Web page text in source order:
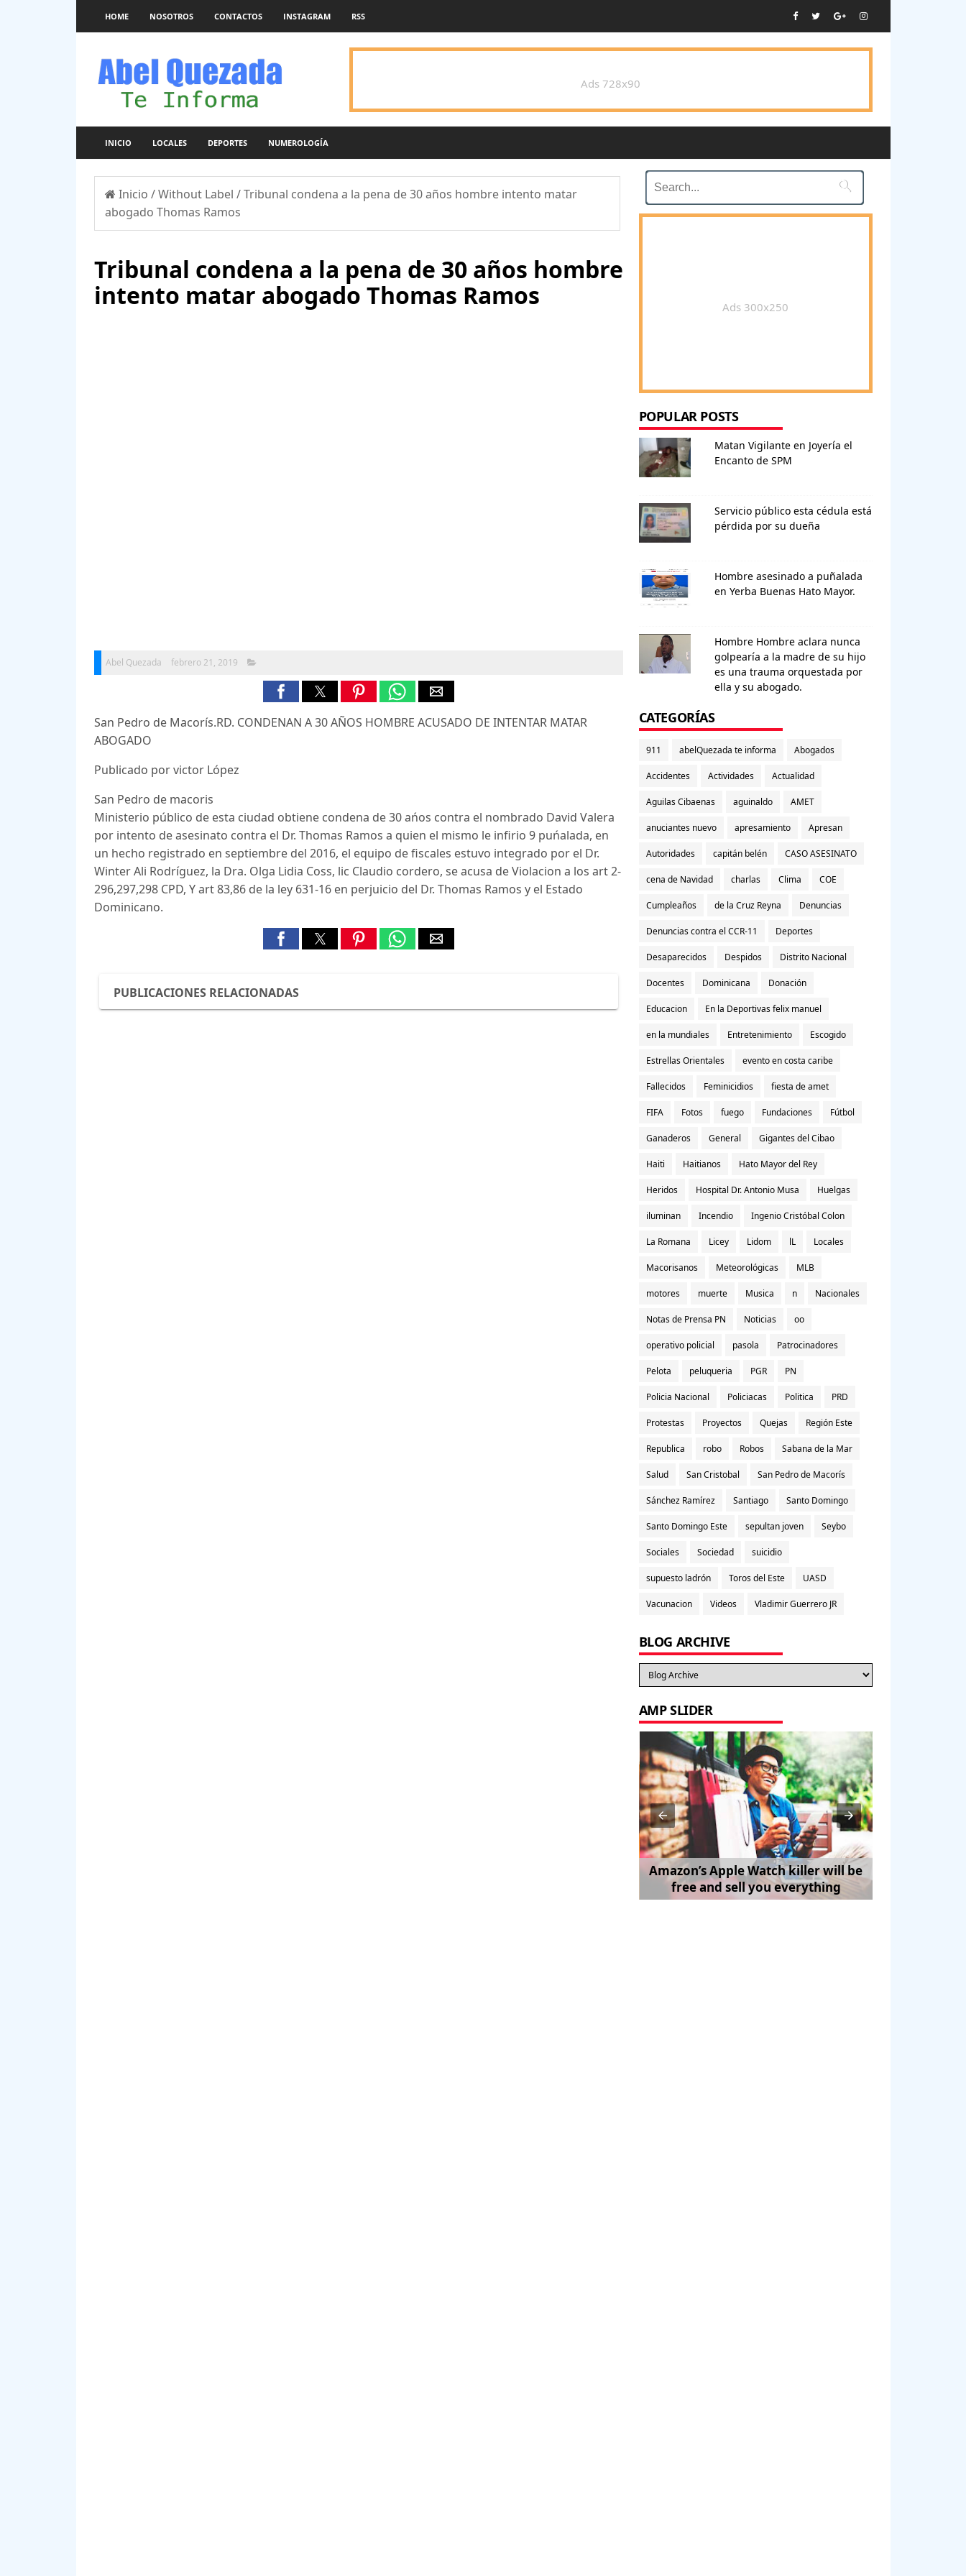
HOME NOSOTROS CONTACTOS INSTAGRAM RSS
Ads 728x90
INICIO LOCALES DEPORTES NUMEROLOGÍA
Inicio /Without Label /Tribunal condena a la pena de 30 años hombre intento matar
abogado Thomas Ramos
Tribunal condena a la pena de 30 años hombre
intento matar abogado Thomas Ramos
Abel Quezada febrero 21, 2019
San Pedro de Macorís.RD. CONDENAN A 30 AÑOS HOMBRE ACUSADO DE INTENTAR MATAR
ABOGADO
Publicado por victor López
San Pedro de macoris
Ministerio público de esta ciudad obtiene condena de 30 ańos contra el nombrado David Valera
por intento de asesinato contra el Dr. Thomas Ramos a quien el mismo le infirio 9 puńalada, en
un hecho registrado en septiembre del 2016, el equipo de fiscales estuvo integrado por el Dr.
Winter Ali Rodríguez, la Dra. Olga Lidia Coss, lic Claudio cordero, se acusa de Violacion a los art 2-
296,297,298 CPD, Y art 83,86 de la ley 631-16 en perjuicio del Dr. Thomas Ramos y el Estado
Dominicano.
PUBLICACIONES RELACIONADAS

Ads 300x250
POPULAR POSTS
Matan Vigilante en Joyería el
Encanto de SPM
Servicio público esta cédula está
pérdida por su dueña
Hombre asesinado a puñalada
en Yerba Buenas Hato Mayor.
Hombre Hombre aclara nunca
golpearía a la madre de su hijo
es una trauma orquestada por
ella y su abogado.
CATEGORÍAS
911 abelQuezada te informa Abogados
Accidentes Actividades Actualidad
Aguilas Cibaenas aguinaldo AMET
anuciantes nuevo apresamiento Apresan
Autoridades capitán belén CASO ASESINATO
cena de Navidad charlas Clima COE
Cumpleaños de la Cruz Reyna Denuncias
Denuncias contra el CCR-11 Deportes
Desaparecidos Despidos Distrito Nacional
Docentes Dominicana Donación
Educacion En la Deportivas felix manuel
en la mundiales Entretenimiento Escogido
Estrellas Orientales evento en costa caribe
Fallecidos Feminicidios fiesta de amet
FIFA Fotos fuego Fundaciones Fútbol
Ganaderos General Gigantes del Cibao
Haiti Haitianos Hato Mayor del Rey
Heridos Hospital Dr. Antonio Musa Huelgas
iluminan Incendio Ingenio Cristóbal Colon
La Romana Licey Lidom lL Locales
Macorisanos Meteorológicas MLB
motores muerte Musica n Nacionales
Notas de Prensa PN Noticias oo
operativo policial pasola Patrocinadores
Pelota peluqueria PGR PN
Policia Nacional Policiacas Politica PRD
Protestas Proyectos Quejas Región Este
Republica robo Robos Sabana de la Mar
Salud San Cristobal San Pedro de Macorís
Sánchez Ramírez Santiago Santo Domingo
Santo Domingo Este sepultan joven Seybo
Sociales Sociedad suicidio
supuesto ladrón Toros del Este UASD
Vacunacion Videos Vladimir Guerrero JR
BLOG ARCHIVE
AMP SLIDER
Amazon’s Apple Watch killer will be
free and sell you everything